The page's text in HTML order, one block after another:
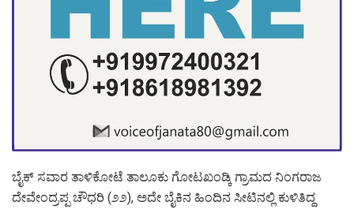
ಬೈಕ್ ಸವಾರ ತಾಳಿಕೋಟೆ ತಾಲೂಕು ಗೋಟಖಂಡ್ಕಿ ಗ್ರಾಮದ ನಿಂಗರಾಜ
ದೇವೇಂದ್ರಪ್ಪ ಚೌಧರಿ (೨೨), ಅದೇ ಬೈಕಿನ ಹಿಂದಿನ ಸೀಟಿನಲ್ಲಿ ಕುಳಿತಿದ್ದ